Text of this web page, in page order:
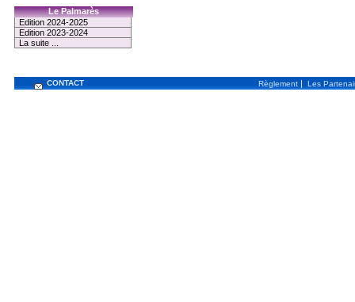
Le Palmarès
Edition 2024-2025
Edition 2023-2024
La suite ...
CONTACT Règlement | Les